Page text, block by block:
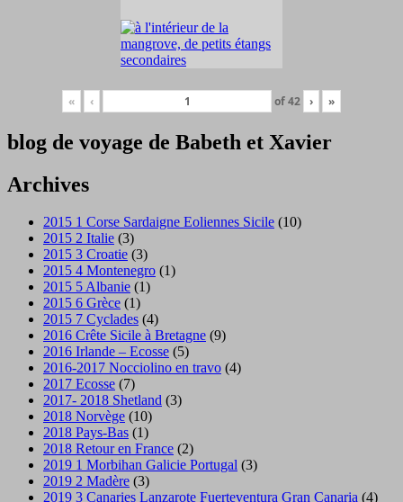
« ‹ of42 › »
blog de voyage de Babeth et Xavier
Archives
2015 1 Corse Sardaigne Eoliennes Sicile (10)
2015 2 Italie (3)
2015 3 Croatie (3)
2015 4 Montenegro (1)
2015 5 Albanie (1)
2015 6 Grèce (1)
2015 7 Cyclades (4)
2016 Crête Sicile à Bretagne (9)
2016 Irlande – Ecosse (5)
2016-2017 Nocciolino en travo (4)
2017 Ecosse (7)
2017- 2018 Shetland (3)
2018 Norvège (10)
2018 Pays-Bas (1)
2018 Retour en France (2)
2019 1 Morbihan Galicie Portugal (3)
2019 2 Madère (3)
2019 3 Canaries Lanzarote Fuerteventura Gran Canaria (4)